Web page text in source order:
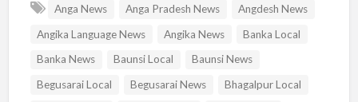
Anga News Anga Pradesh News
Angdesh News
Angika Language News
Angika News
Banka Local
Banka News
Baunsi Local
Baunsi News
Begusarai Local
Begusarai News
Bhagalpur Local